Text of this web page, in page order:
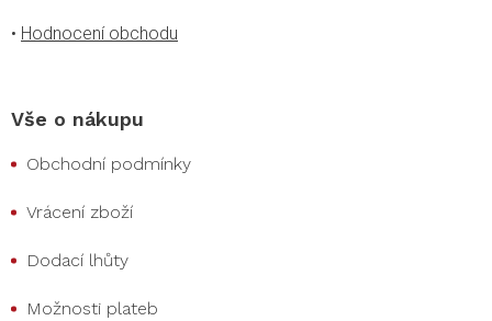
• Hodnocení obchodu
Vše o nákupu
Obchodní podmínky
Vrácení zboží
Dodací lhůty
Možnosti plateb